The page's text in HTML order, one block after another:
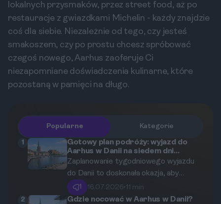
lokalnych przysmaków, przez street food, aż po
restauracje z gwiazdkami Michelin - każdy znajdzie
coś dla siebie. Niezależnie od tego, czy jesteś
smakoszem, czy po prostu chcesz spróbować
czegoś nowego, Aarhus zaoferuje Ci
niezapomniane doświadczenia kulinarne, które
pozostaną w pamięci na długo.
Popularne Kategorie
1
Gotowy plan podróży: wyjazd do
Aarhus w Danii na siedem dni
pełnych relaksu i niespiesznego
zwiedzania
Zaplanowanie tygodniowego wyjazdu
do Danii to doskonała okazja, aby
zwolnić tempo i nacieszyć się
skandynawskim stylem życia. Ten
1 16.07.2026•11 min
2
Gdzie nocować w Aarhus w Danii?